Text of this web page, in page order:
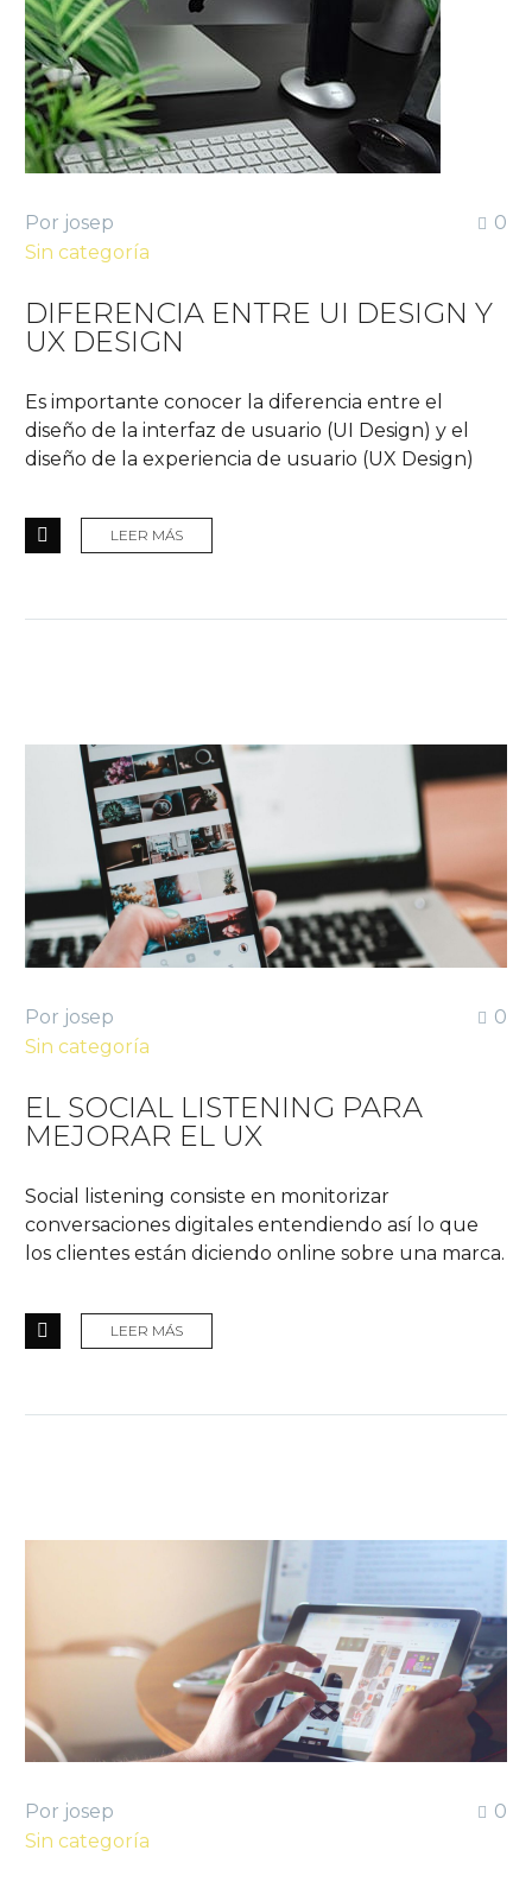
0
Por josep
Sin categoría
DIFERENCIA ENTRE UI DESIGN Y
UX DESIGN
Es importante conocer la diferencia entre el
diseño de la interfaz de usuario (UI Design) y el
diseño de la experiencia de usuario (UX Design)
LEER MÁS
0
Por josep
Sin categoría
EL SOCIAL LISTENING PARA
MEJORAR EL UX
Social listening consiste en monitorizar
conversaciones digitales entendiendo así lo que
los clientes están diciendo online sobre una marca.
LEER MÁS
0
Por josep
Sin categoría